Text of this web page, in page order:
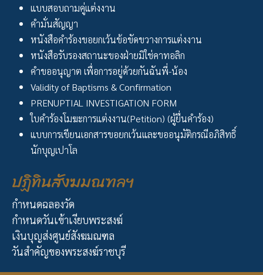
แบบสอบถามคู่แต่งงาน
คำมั่นสัญญา
หนังสือคำร้องขอยกเว้นข้อขัดขวางการแต่งงาน
หนังสือรับรองสถานะของฝ่ายมิใช่คาทอลิก
คำขออนุญาต เพื่อการอยู่ด้วยกันฉันพี่-น้อง
Validity of Baptisms & Confirmation
PRENUPTIAL INVESTIGATION FORM
ใบคำร้องโมฆะการแต่งงาน(Petition) (ผู้ยื่นคำร้อง)
แบบการเขียนเอกสารขอยกเว้นและขออนุมัติกรณีอภิสิทธิ์
นักบุญเปาโล
ปฏิทินสังฆมณฑลฯ
กำหนดฉลองวัด
กำหนดวันเข้าเงียบพระสงฆ์
เงินบุญส่งศูนย์สังฆมณฑล
วันสำคัญของพระสงฆ์ราชบุรี